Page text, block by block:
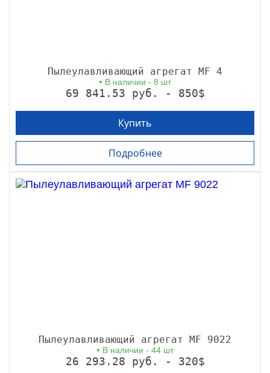
Пылеулавливающий агрегат MF 4
В наличии - 8 шт
69 841.53 руб. - 850$
Купить
Подробнее
Пылеулавливающий агрегат MF 9022
В наличии - 44 шт
26 293.28 руб. - 320$